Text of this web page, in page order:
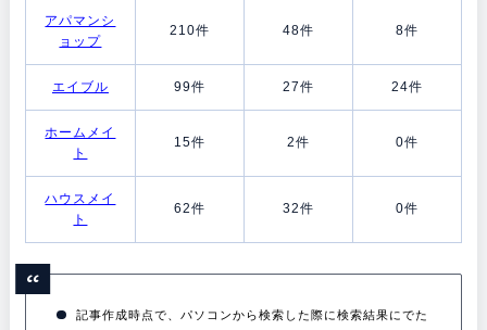
アパマンシ
ョップ
210件 48件 8件
エイブル 99件 27件 24件
ホームメイ
ト
15件 2件 0件
ハウスメイ
ト
62件 32件 0件
記事作成時点で、パソコンから検索した際に検索結果にでた